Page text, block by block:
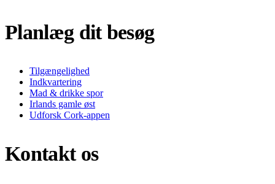
Planlæg dit besøg
Tilgængelighed
Indkvartering
Mad & drikke spor
Irlands gamle øst
Udforsk Cork-appen
Kontakt os